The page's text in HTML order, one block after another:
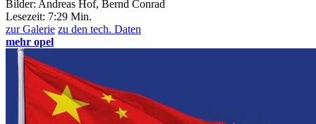
Bilder: Andreas Hof, Bernd Conrad
Lesezeit: 7:29 Min.
zur Galerie zu den tech. Daten
mehr opel